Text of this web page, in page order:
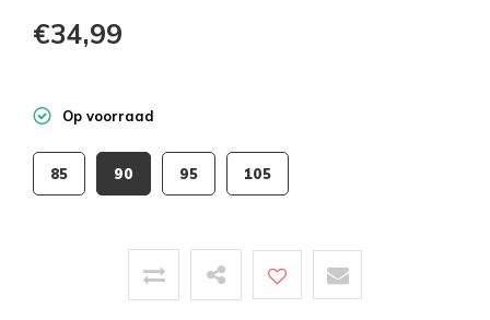
€34,99
Op voorraad
85 90 95 105